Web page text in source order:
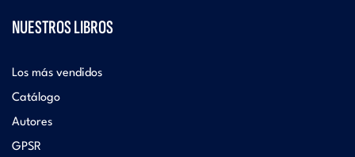
NUESTROS LIBROS
Los más vendidos
Catálogo
Autores
GPSR